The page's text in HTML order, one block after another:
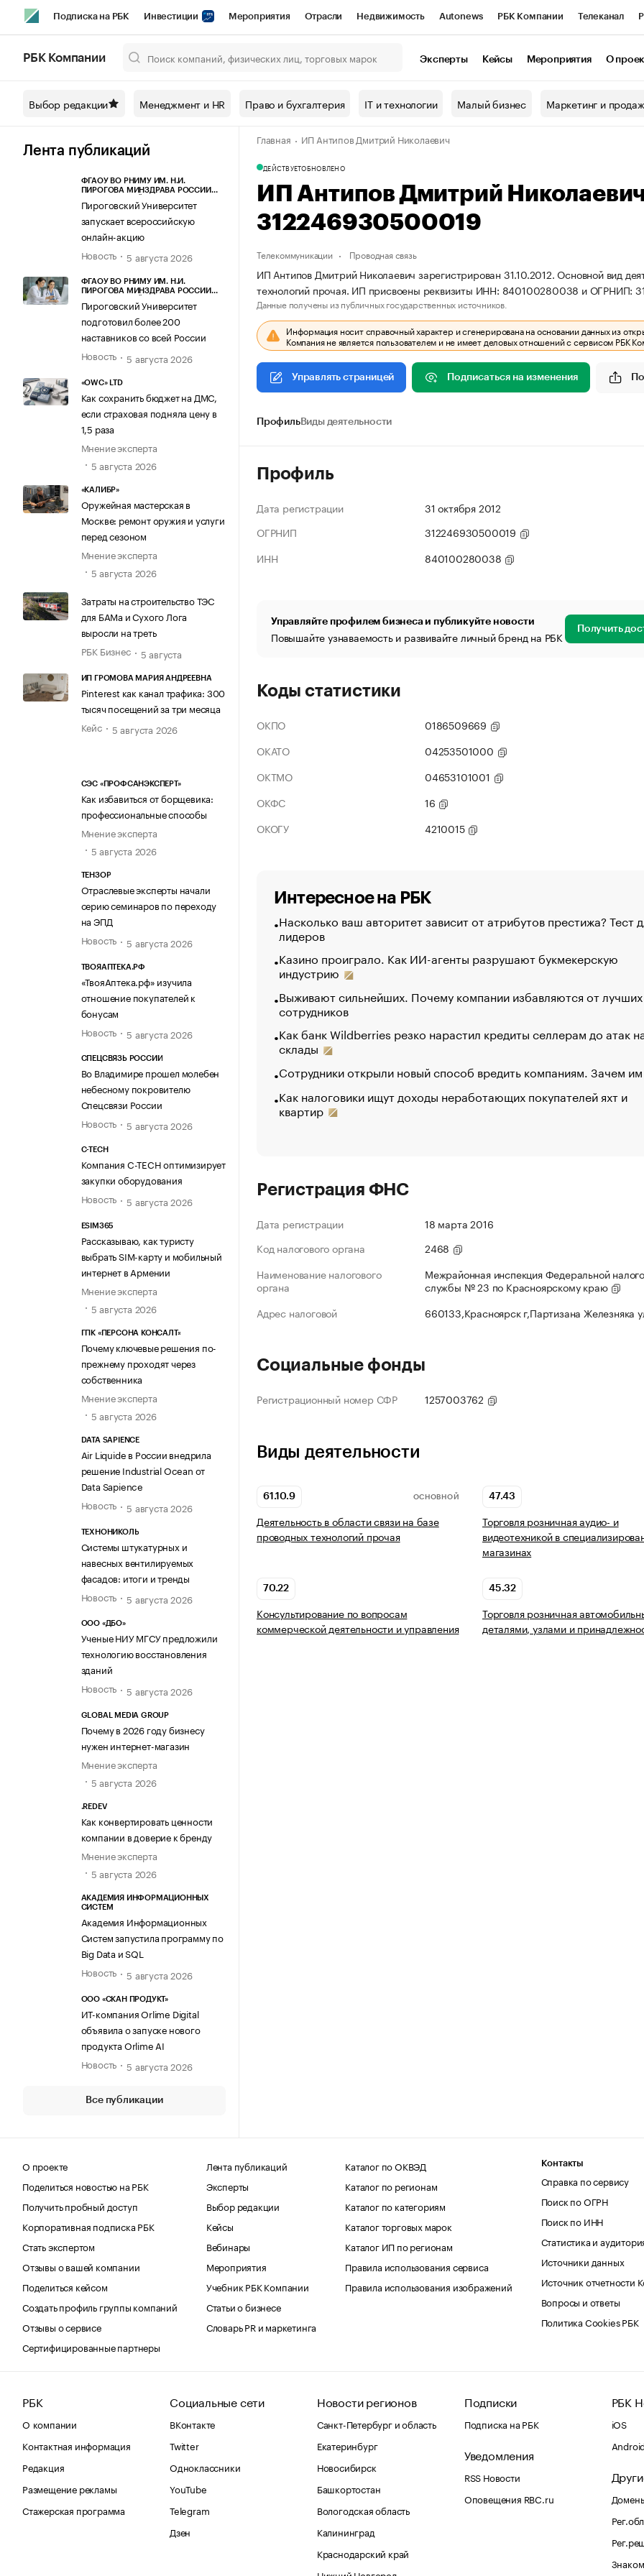
Подписка на РБК Инвестиции Мероприятия Отрасли Недвижимость Autonews РБК Компании Телеканал
Спецпроекты СПб Конференции СПб Спецпроекты Проверка контрагентов
Технологии и медиа Рынок наличной валюты
РБК Компании Эксперты Кейсы Мероприятия О
Выбор редакции Менеджмент и HR Право и бухгалтерия IT и технологии Малый бизнес Маркетинг и
Лента публикаций
ФГАОУ ВО РНИМУ ИМ. Н.И.
ПИРОГОВА МИНЗДРАВА РОССИИ
Пироговский Университет
запускает всероссийскую
онлайн-акцию
Новость
5 августа 2026
ФГАОУ ВО РНИМУ ИМ. Н.И.
ПИРОГОВА МИНЗДРАВА РОССИИ
Пироговский Университет
подготовил более 200
наставников со всей России
Новость
5 августа 2026
«OWC» LTD
Как сохранить бюджет на ДМС,
если страховая подняла цену в
1,5 раза
Мнение эксперта
5 августа 2026
«КАЛИБР»
Оружейная мастерская в
Москве: ремонт оружия и услуги
перед сезоном
Мнение эксперта
5 августа 2026
Затраты на строительство ТЭС
для БАМа и Сухого Лога
выросли на треть
РБК Бизнес
5 августа
ИП ГРОМОВА МАРИЯ АНДРЕЕВНА
Pinterest как канал трафика: 300
тысяч посещений за три месяца
Кейс
5 августа 2026
СЭС «ПРОФСАНЭКСПЕРТ»
Как избавиться от борщевика:
профессиональные способы
Мнение эксперта
5 августа 2026
ТЕНЗОР
Отраслевые эксперты начали
серию семинаров по переходу
на ЭПД
Новость
5 августа 2026
ТВОЯАПТЕКА.РФ
«ТвояАптека.рф» изучила
отношение покупателей к
бонусам
Новость
5 августа 2026
СПЕЦСВЯЗЬ РОССИИ
Во Владимире прошел молебен
небесному покровителю
Спецсвязи России
Новость
5 августа 2026
C-TECH
Компания C-TECH оптимизирует
закупки оборудования
Новость
5 августа 2026
ESIM365
Рассказываю, как туристу
выбрать SIM-карту и мобильный
интернет в Армении
Мнение эксперта
5 августа 2026
ГПК «ПЕРСОНА КОНСАЛТ»
Почему ключевые решения по-
прежнему проходят через
собственника
Мнение эксперта
5 августа 2026
DATA SAPIENCE
Air Liquide в России внедрила
решение Industrial Ocean от
Data Sapience
Новость
5 августа 2026
ТЕХНОНИКОЛЬ
Системы штукатурных и
навесных вентилируемых
фасадов: итоги и тренды
Новость
5 августа 2026
ООО «ДБО»
Ученые НИУ МГСУ предложили
технологию восстановления
зданий
Новость
5 августа 2026
GLOBAL MEDIA GROUP
Почему в 2026 году бизнесу
нужен интернет-магазин
Мнение эксперта
5 августа 2026
.REDEV
Как конвертировать ценности
компании в доверие к бренду
Мнение эксперта
5 августа 2026
АКАДЕМИЯ ИНФОРМАЦИОННЫХ
СИСТЕМ
Академия Информационных
Систем запустила программу по
Big Data и SQL
Новость
5 августа 2026
ООО «СКАН ПРОДУКТ»
ИТ-компания Orlime Digital
объявила о запуске нового
продукта Orlime AI
Новость
5 августа 2026
Все публикации
Главная ИП Антипов Дмитрий Николаевич
ДЕЙСТВУЕТОБНОВЛЕНО
ИП Антипов Дмитрий
312246930500019
Телекоммуникации Проводная связь
ИП Антипов Дмитрий Николаевич зарегистрирован 31.10.2012. Основной вид
технологий прочая. ИП присвоены реквизиты ИНН: 840100280038 и ОГРНИП:
Данные получены из публичных государственных источников.
Информация носит справочный характер и сгенерирована на основании данных из
Компания не является пользователем и не имеет деловых отношений с сервисом РБК
Управлять страницей Подписаться на изменения
ПрофильВиды деятельности
Профиль
Дата регистрации
31 октября 2012
ОГРНИП
312246930500019
ИНН
840100280038
Управляйте профилем бизнеса и публикуйте новости
Повышайте узнаваемость и развивайте личный бренд на РБК Получить
Коды статистики
ОКПО
0186509669
ОКАТО
04253501000
ОКТМО
04653101001
ОКФС
16
ОКОГУ
4210015
Интересное на РБК
Насколько ваш авторитет зависит от атрибутов престижа? Тест
лидеров
Казино проиграло. Как ИИ-агенты разрушают букмекерскую
индустрию
Выживают сильнейших. Почему компании избавляются от лучших
сотрудников
Как банк Wildberries резко нарастил кредиты селлерам до атак
склады
Сотрудники открыли новый способ вредить компаниям. Зачем
Как налоговики ищут доходы неработающих покупателей яхт и
квартир
Регистрация ФНС
Дата регистрации
18 марта 2016
Код налогового органа
2468
Наименование налогового
органа
Межрайонная инспекция Федеральной
службы № 23 по Красноярскому краю
Адрес налоговой
660133,Красноярск г,Партизана Железняка
Социальные фонды
Регистрационный номер СФР 1257003762
Виды деятельности
61.10.9 ОСНОВНОЙ
Деятельность в области связи на базе
проводных технологий прочая
47.43
Торговля розничная аудио- и
видеотехникой в
магазинах
70.22
Консультирование по вопросам
коммерческой деятельности и управления
45.32
Торговля розничная
деталями, узлами и
О проекте
Поделиться новостью на РБК
Получить пробный доступ
Корпоративная подписка РБК
Стать экспертом
Отзывы о вашей компании
Поделиться кейсом
Создать профиль группы компаний
Отзывы о сервисе
Сертифицированные партнеры
Лента публикаций
Эксперты
Выбор редакции
Кейсы
Вебинары
Мероприятия
Учебник РБК Компании
Статьи о бизнесе
Словарь PR и маркетинга
Каталог по ОКВЭД
Каталог по регионам
Каталог по категориям
Каталог торговых марок
Каталог ИП по регионам
Правила использования сервиса
Правила использования изображений
Контакты
Справка по сервису
Поиск по ОГРН
Поиск по ИНН
Статистика и
Источники данных
Источник отчетности
Вопросы и ответы
Политика Cookies РБК
РБК
О компании
Контактная информация
Редакция
Размещение рекламы
Стажерская программа
Социальные сети
ВКонтакте
Twitter
Одноклассники
YouTube
Telegram
Дзен
Новости регионов
Санкт-Петербург и область
Екатеринбург
Новосибирск
Башкортостан
Вологодская область
Калининград
Краснодарский край
Подписки
Подписка на РБК
Уведомления
RSS Новости
Оповещения RBC.ru
РБК
iOS